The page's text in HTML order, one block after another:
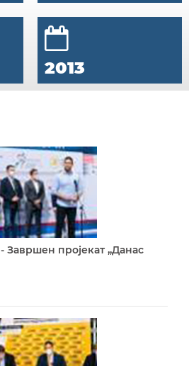
2013
Завршен пројекат „Данас